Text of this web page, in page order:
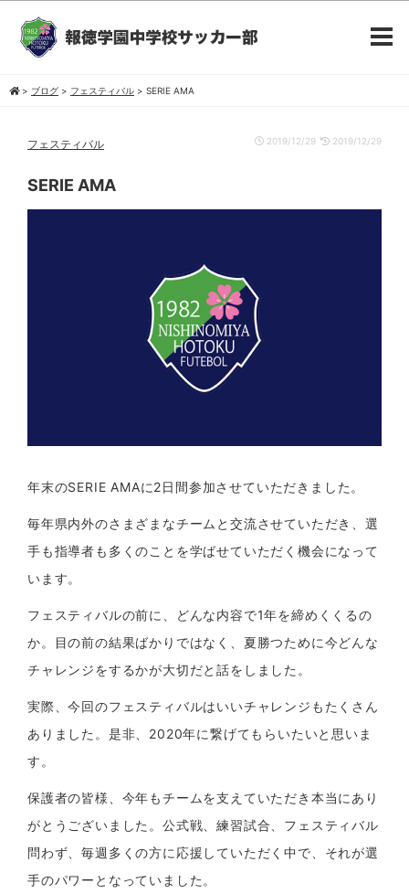
> ブログ > フェスティバル > SERIE AMA
フェスティバル 2019/12/29 2019/12/29
SERIE AMA
年末のSERIE AMAに2日間参加させていただきました。
毎年県内外のさまざまなチームと交流させていただき、選
手も指導者も多くのことを学ばせていただく機会になって
います。
フェスティバルの前に、どんな内容で1年を締めくくるの
か。目の前の結果ばかりではなく、夏勝つために今どんな
チャレンジをするかが大切だと話をしました。
実際、今回のフェスティバルはいいチャレンジもたくさん
ありました。是非、2020年に繋げてもらいたいと思いま
す。
保護者の皆様、今年もチームを支えていただき本当にあり
がとうございました。公式戦、練習試合、フェスティバル
問わず、毎週多くの方に応援していただく中で、それが選
手のパワーとなっていました。